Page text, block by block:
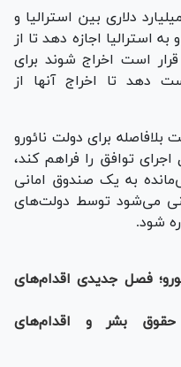
پیش‌بینی می‌شود که توافق ۲.۵ میلیارد دلاری بین استرالیا و
و به استرالیا اجازه دهد تا از
است اخراج شوند برای
ساله درخواست دهد تا اخراج آنها از
بلافاصله برای دولت نائورو
توافق را فراهم کند،
دلار باقی‌مانده به یک صندوق امانی
می‌شود توسط دولت‌های
شود.
فصل جدیدی اقدام‌های
حقوق بشر و اقدام‌های